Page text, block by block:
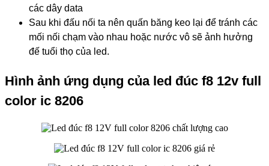
các dây data
Sau khi đấu nối ta nên quấn băng keo lại để tránh các
mối nối chạm vào nhau hoặc nước vô sẽ ảnh hưởng
đế tuổi thọ của led.
Hình ảnh ứng dụng của led đúc f8 12v full
color ic 8206